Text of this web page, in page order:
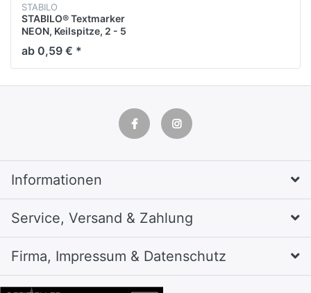
STABILO
STABILO® Textmarker
NEON, Keilspitze, 2 - 5
mm, Schaftfarbe: in
Schreibfarbe,
Schreibfarbe: grün
ab 0,59 € *
Informationen
Service, Versand & Zahlung
Firma, Impressum & Datenschutz